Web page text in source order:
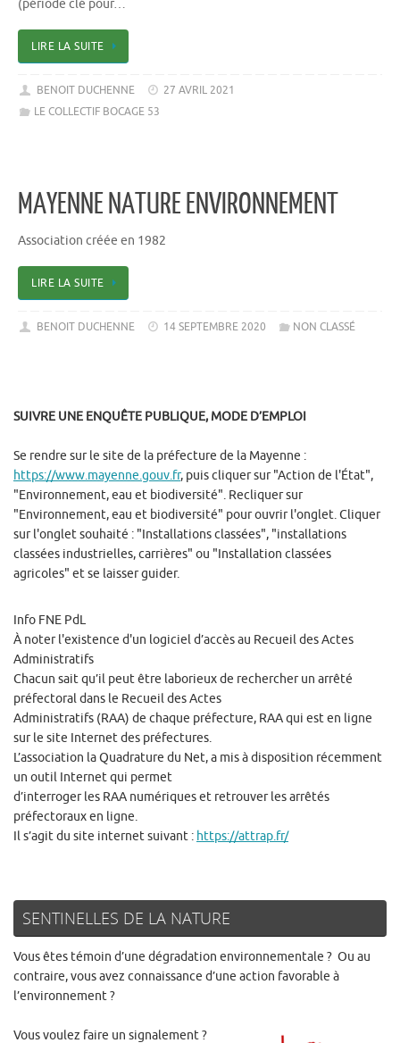
(période clé pour…
LIRE LA SUITE
BENOIT DUCHENNE
27 AVRIL 2021
LE COLLECTIF BOCAGE 53
MAYENNE NATURE ENVIRONNEMENT
Association créée en 1982
LIRE LA SUITE
BENOIT DUCHENNE 14 SEPTEMBRE 2020 NON CLASSÉ
SUIVRE UNE ENQUÊTE PUBLIQUE, MODE D’EMPLOI
Se rendre sur le site de la préfecture de la Mayenne :
https://www.mayenne.gouv.fr, puis cliquer sur "Action de l'État",
"Environnement, eau et biodiversité". Recliquer sur
"Environnement, eau et biodiversité" pour ouvrir l'onglet. Cliquer
sur l'onglet souhaité : "Installations classées", "installations
classées industrielles, carrières" ou "Installation classées
agricoles" et se laisser guider.
Info FNE PdL
À noter l'existence d'un logiciel d’accès au Recueil des Actes
Administratifs
Chacun sait qu’il peut être laborieux de rechercher un arrêté
préfectoral dans le Recueil des Actes
Administratifs (RAA) de chaque préfecture, RAA qui est en ligne
sur le site Internet des préfectures.
L’association la Quadrature du Net, a mis à disposition récemment
un outil Internet qui permet
d’interroger les RAA numériques et retrouver les arrêtés
préfectoraux en ligne.
Il s’agit du site internet suivant : https://attrap.fr/
SENTINELLES DE LA NATURE
Vous êtes témoin d’une dégradation environnementale ? Ou au
contraire, vous avez connaissance d’une action favorable à
l’environnement ?
Vous voulez faire un signalement ?